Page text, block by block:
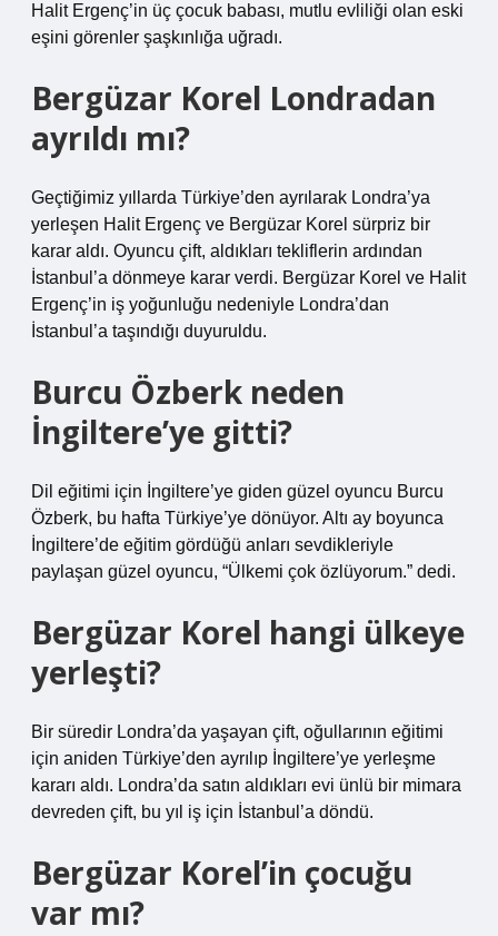
Halit Ergenç’in üç çocuk babası, mutlu evliliği olan eski
eşini görenler şaşkınlığa uğradı.
Bergüzar Korel Londradan
ayrıldı mı?
Geçtiğimiz yıllarda Türkiye’den ayrılarak Londra’ya
yerleşen Halit Ergenç ve Bergüzar Korel sürpriz bir
karar aldı. Oyuncu çift, aldıkları tekliflerin ardından
İstanbul’a dönmeye karar verdi. Bergüzar Korel ve Halit
Ergenç’in iş yoğunluğu nedeniyle Londra’dan
İstanbul’a taşındığı duyuruldu.
Burcu Özberk neden
İngiltere’ye gitti?
Dil eğitimi için İngiltere’ye giden güzel oyuncu Burcu
Özberk, bu hafta Türkiye’ye dönüyor. Altı ay boyunca
İngiltere’de eğitim gördüğü anları sevdikleriyle
paylaşan güzel oyuncu, “Ülkemi çok özlüyorum.” dedi.
Bergüzar Korel hangi ülkeye
yerleşti?
Bir süredir Londra’da yaşayan çift, oğullarının eğitimi
için aniden Türkiye’den ayrılıp İngiltere’ye yerleşme
kararı aldı. Londra’da satın aldıkları evi ünlü bir mimara
devreden çift, bu yıl iş için İstanbul’a döndü.
Bergüzar Korel’in çocuğu
var mı?